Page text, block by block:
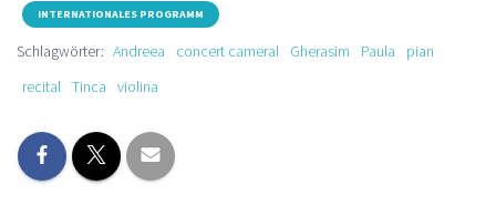
INTERNATIONALES PROGRAMM
Schlagwörter: Andreea concert cameral Gherasim Paula
pian
recital Tinca violina